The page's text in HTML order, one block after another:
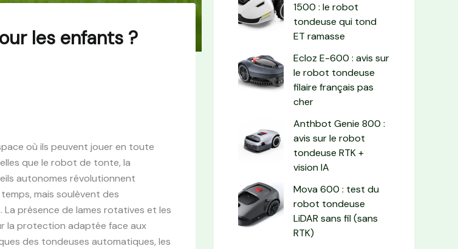
les enfants ?
où ils peuvent jouer en toute
que le robot de tonte, la
autonomes révolutionnent
mais soulèvent des
présence de lames rotatives et les
la protection adaptée face aux
des tondeuses automatiques, les
1500 : le robot
tondeuse qui tond
ET ramasse
Ecloz E-600 : avis sur
le robot tondeuse
filaire français pas
cher
Anthbot Genie 800 :
avis sur le robot
tondeuse RTK +
vision IA
Mova 600 : test du
robot tondeuse
LiDAR sans fil (sans
RTK)